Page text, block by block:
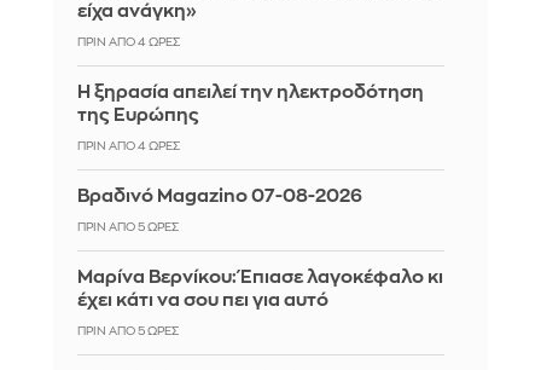
είχα ανάγκη»
ΠΡΙΝ ΑΠΌ 4 ΏΡΕΣ
Η ξηρασία απειλεί την ηλεκτροδότηση
της Ευρώπης
ΠΡΙΝ ΑΠΌ 4 ΏΡΕΣ
Βραδινό Magazino 07-08-2026
ΠΡΙΝ ΑΠΌ 5 ΏΡΕΣ
Μαρίνα Βερνίκου: Έπιασε λαγοκέφαλο κι
έχει κάτι να σου πει για αυτό
ΠΡΙΝ ΑΠΌ 5 ΏΡΕΣ